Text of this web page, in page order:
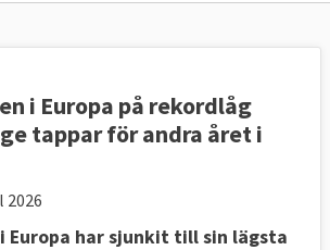
i Europa på rekordlåg
tappar för andra året i
2026
Europa har sjunkit till sin lägsta